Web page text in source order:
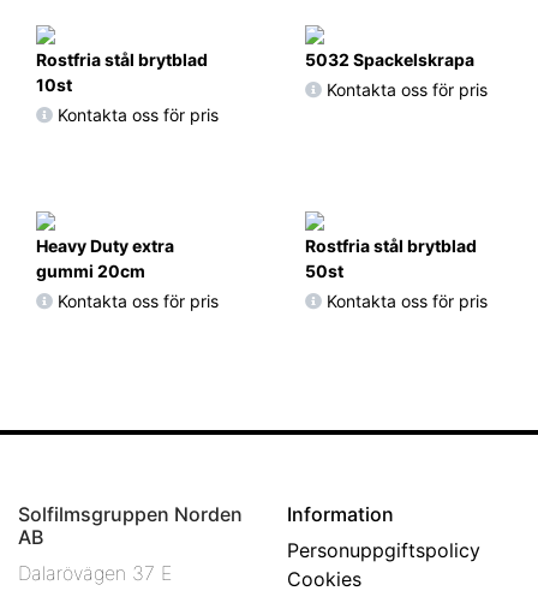
Rostfria stål brytblad
10st
Kontakta oss för pris
5032 Spackelskrapa
Kontakta oss för pris
Heavy Duty extra
gummi 20cm
Kontakta oss för pris
Rostfria stål brytblad
50st
Kontakta oss för pris
Solfilmsgruppen Norden
AB
Dalarövägen 37 E
Information
Personuppgiftspolicy
Cookies